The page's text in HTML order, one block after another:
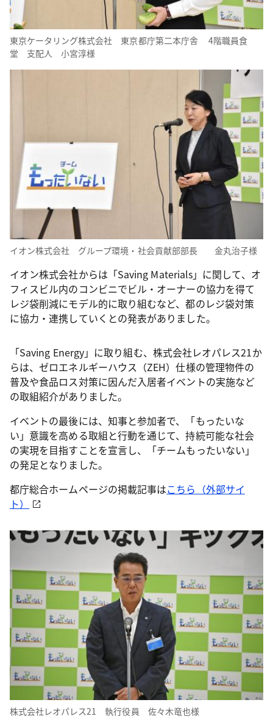
東京ケータリング株式会社 東京都庁第二本庁舎 4階職員食
堂 支配人 小宮淳様
イオン株式会社 グループ環境・社会貢献部部長 金丸治子様
イオン株式会社からは「Saving Materials」に関して、オ
フィスビル内のコンビニでビル・オーナーの協力を得て
レジ袋削減にモデル的に取り組むなど、都のレジ袋対策
に協力・連携していくとの発表がありました。
「Saving Energy」に取り組む、株式会社レオパレス21か
らは、ゼロエネルギーハウス（ZEH）仕様の管理物件の
普及や食品ロス対策に因んだ入居者イベントの実施など
の取組紹介がありました。
イベントの最後には、知事と参加者で、「もったいな
い」意識を高める取組と行動を通じて、持続可能な社会
の実現を目指すことを宣言し、「チームもったいない」
の発足となりました。
都庁総合ホームページの掲載記事はこちら（外部サイ
ト）
株式会社レオパレス21 執行役員 佐々木竜也様